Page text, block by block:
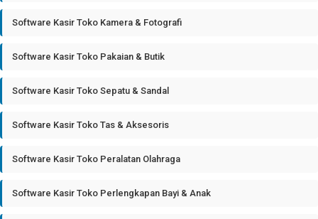
Software Kasir Toko Kamera & Fotografi
Software Kasir Toko Pakaian & Butik
Software Kasir Toko Sepatu & Sandal
Software Kasir Toko Tas & Aksesoris
Software Kasir Toko Peralatan Olahraga
Software Kasir Toko Perlengkapan Bayi & Anak